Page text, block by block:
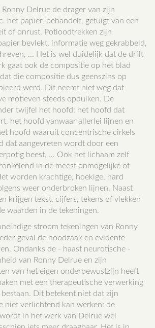
Delrue de drager van zijn
het papier, behandelt, getuigt van een
of onrust. Potloodtrekken zijn
bevlekt, informatie weg gekrabbeld,
... Het is wel duidelijk dat de drift
gaat ook de compositie op het blad
die compositie dus geenszins op
werd. Dit neemt niet weg dat
motieven steeds opduiken. De
twijfel het hoofd: het hoofd dat
het hoofd vanwaar allerlei lijnen en
hoofd waaruit concentrische cirkels
dat aangevreten wordt door een
beest, … Ook het lichaam zelf
in de meest onmogelijke of
worden krachtige, hoekige, hard
weer onderbroken lijnen. Naast
krijgen tekst, cijfers, tekens of vlekken
waarden in de tekeningen.
stroom tekeningen van Ronny
geval de noodzaak en evidente
Ondanks de - haast neurotische -
van Ronny Delrue en zijn
van het eigen onderbewustzijn heeft
met een therapeutische verwerking
Dit betekent niet dat zijn
niet verlichtend kan werken: de
in het werk van Delrue wel